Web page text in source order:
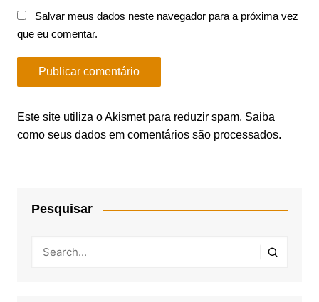
Salvar meus dados neste navegador para a próxima vez
que eu comentar.
Este site utiliza o Akismet para reduzir spam. Saiba
como seus dados em comentários são processados.
Pesquisar